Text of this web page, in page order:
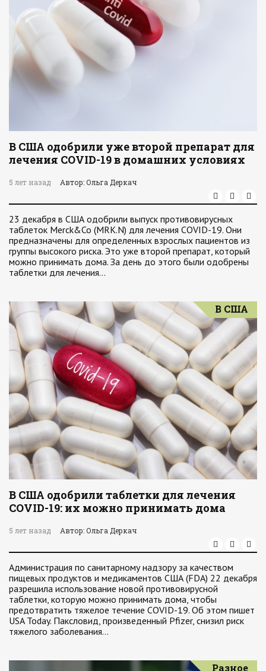
В США одобрили уже второй препарат для
лечения COVID-19 в домашних условиях
5 лет назад Автор: Ольга Деркач
23 декабря в США одобрили выпуск противовирусных
таблеток Merck&Co (MRK.N) для лечения COVID-19. Они
предназначены для определенных взрослых пациентов из
группы высокого риска. Это уже второй препарат, который
можно принимать дома. За день до этого были одобрены
таблетки для лечения…
В США
В США одобрили таблетки для лечения
COVID-19: их можно принимать дома
5 лет назад Автор: Ольга Деркач
Администрация по санитарному надзору за качеством
пищевых продуктов и медикаментов США (FDA) 22 декабря
разрешила использование новой противовирусной
таблетки, которую можно принимать дома, чтобы
предотвратить тяжелое течение COVID-19. Об этом пишет
USA Today. Паксловид, произведенный Pfizer, снизил риск
тяжелого заболевания…
Разное